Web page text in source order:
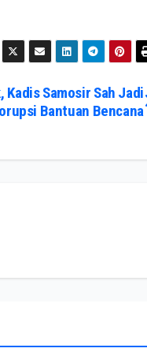
Kadis Samosir Sah Jadi
Bantuan Bencana